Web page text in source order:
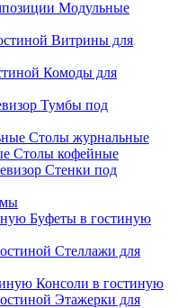
Модульные
Витрины для
Комоды для
Тумбы под
Столы журнальные
Столы кофейные
Стенки под
Буфеты в гостиную
Стеллажи для
Консоли в гостиную
Этажерки для